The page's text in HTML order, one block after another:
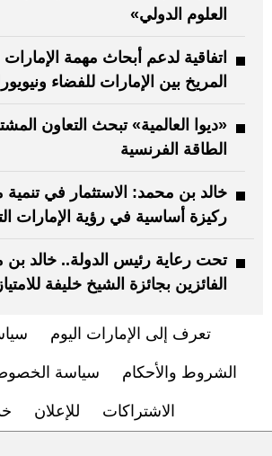
العلوم الدولي»
اتفاقية لدعم أبحاث مهمة
المريخ بين الإمارات للفضاء
«ديوا العالمية» تبحث التعاون
الطاقة الفرنسية
خالد بن محمد: الاستثمار في
ركيزة أساسية في رؤية الإمارات
تحت رعاية رئيس الدولة.. خالد
الفائزين بجائزة الشيخ خليفة للامتياز
تعرف إلى الإمارات اليوم
الشروط والأحكام سياسة
الاشتراكات للإعلان